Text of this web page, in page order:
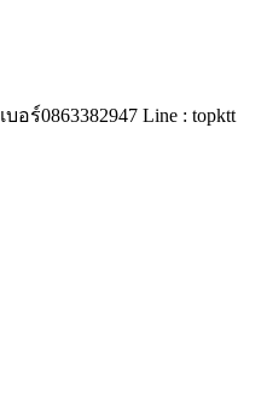
ร์0863382947 Line : topktt